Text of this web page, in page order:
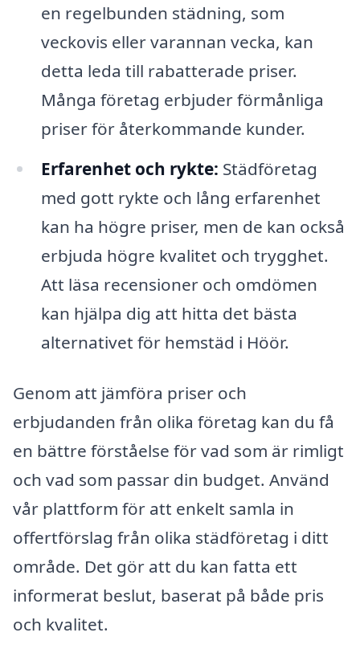
en regelbunden städning, som
veckovis eller varannan vecka, kan
detta leda till rabatterade priser.
Många företag erbjuder förmånliga
priser för återkommande kunder.
Erfarenhet och rykte: Städföretag
med gott rykte och lång erfarenhet
kan ha högre priser, men de kan också
erbjuda högre kvalitet och trygghet.
Att läsa recensioner och omdömen
kan hjälpa dig att hitta det bästa
alternativet för hemstäd i Höör.
Genom att jämföra priser och
erbjudanden från olika företag kan du få
en bättre förståelse för vad som är rimligt
och vad som passar din budget. Använd
vår plattform för att enkelt samla in
offertförslag från olika städföretag i ditt
område. Det gör att du kan fatta ett
informerat beslut, baserat på både pris
och kvalitet.